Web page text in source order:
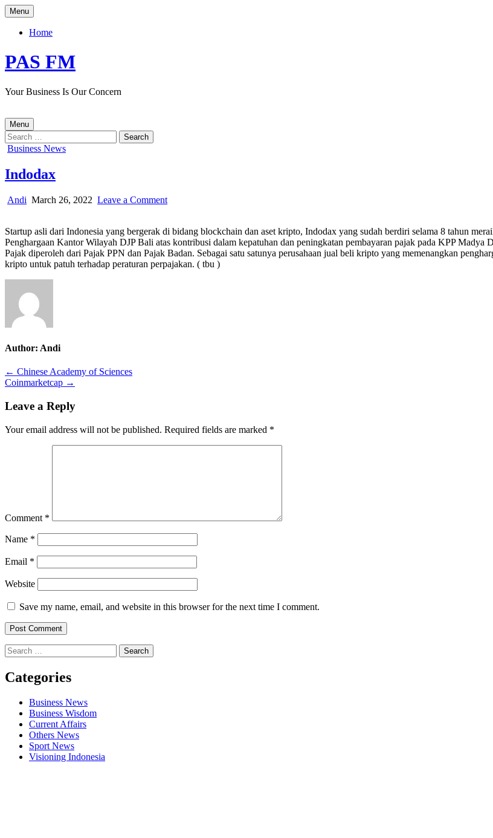
Skip
to
content
Menu
Home
PAS FM
Your Business Is Our Concern
Menu
Search
for:
Posted
Business News
Indodax
Author:
Andi Published
March 26, 2022 Leave a Commenton
Startup asli dari Indonesia yang bergerak di bidang blockchain dan aset kripto, Indodax yang sudah berdiri selama 8 tahun
Penghargaan Kantor Wilayah DJP Bali atas kontribusi dalam kepatuhan dan peningkatan pembayaran pajak pada KPP
Pajak diperoleh dari Pajak PPN dan Pajak Badan. Sebagai satu satunya perusahaan jual beli kripto yang memenangkan
kripto untuk patuh terhadap peraturan perpajakan. ( tbu )
Author: Andi
Post
navigation
← Chinese Academy of Sciences
Coinmarketcap →
Leave a Reply
Your email address will not be published. Required fields are marked *
Comment *
Name *
Email *
Website
Save my name, email, and website in this browser for the next time I comment.
Search
for:
Categories
Business News
Business Wisdom
Current Affairs
Others News
Sport News
Visioning Indonesia